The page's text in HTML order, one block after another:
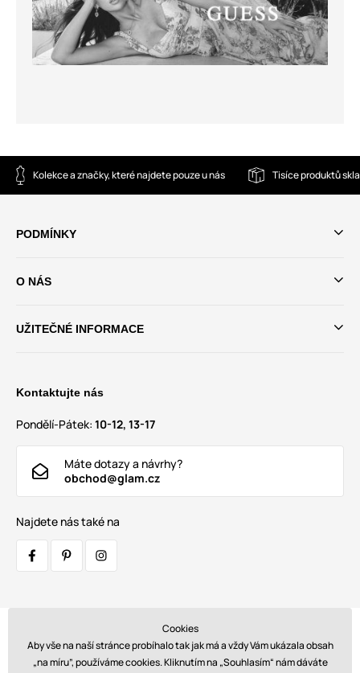
Kolekce a značky, které najdete pouze u nás Tisíce produktů
PODMÍNKY
O NÁS
UŽITEČNÉ INFORMACE
Kontaktujte nás
Pondělí-Pátek: 10-12, 13-17
Máte dotazy a návrhy?
obchod@glam.cz
Najdete nás také na
Cookies
Aby vše na naší stránce probíhalo tak jak má a vždy Vám ukázala obsah
„na míru”, používáme cookies. Kliknutím na „Souhlasím“ nám dáváte